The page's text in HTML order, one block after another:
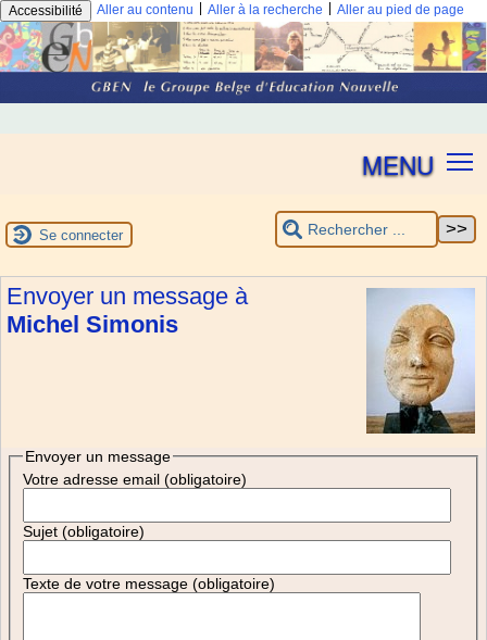
Accessibilité Aller au contenu Aller à la recherche Aller au pied de page
MENU
Se connecter
Envoyer un message à
Michel Simonis
Envoyer un message
Votre adresse email (obligatoire)
Sujet (obligatoire)
Texte de votre message (obligatoire)